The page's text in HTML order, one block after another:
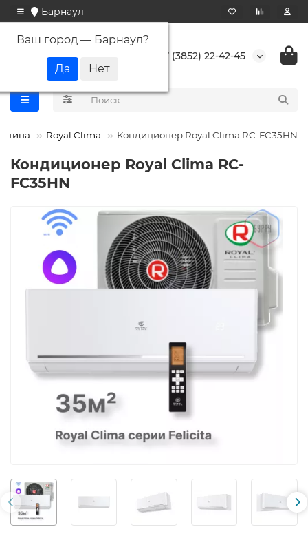
Барнаул
Ваш город — Барнаул?
+7 (3852) 22-42-45
типа Royal Clima Кондиционер Royal Clima RC-FC35HN
Кондиционер Royal Clima RC-
FC35HN